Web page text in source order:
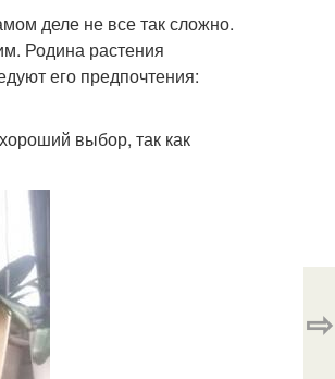
деле не все так сложно.
Родина растения
его предпочтения:
выбор, так как
⇨